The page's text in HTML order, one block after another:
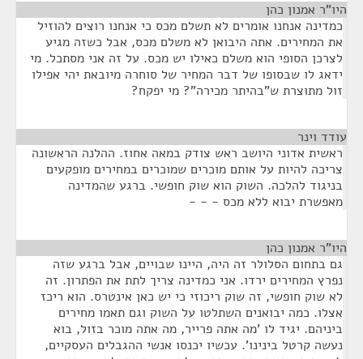
היו"ר אמנון כהן
כמדינה אנחנו אומרים לא תשלם מכס כי אנחנו רוצים להוזיל
את המחירים. אתה היבואן לא משלם מכס, אבל כשזה מגיע
לצרכן הסופי הוא משלם כאילו יש מכס. על זה אני מסתכל. מי
ידאג לו שבסופו של דבר המחיר של סוחרה מיובאת יהי אפילו
זול מתוצרת ש"בהיתר מכירה"? מי יפקח?
עודד וינר
ראשית אדוני היושב ראש צודק במאה אחוז. ההלנה הראשונה
צריכה להיות על אותם מוכרים שמוכרים במחירים מופקעים
בניגוד להלכה. השוק הוא שוק חופשי. ברגע שהמדינה
מאפשרת יבוא ללא מכס - - -
היו"ר אמנון כהן
גם בתחום הסלולר זה היה, היינו שבויים, אבל ברגע שזה
נפרץ המחירים ירדו. אני כמדינה צריך לתת את הפתרון. זה
לא שוק חופשי, זה שוק ריכוזי כי יש כאן אינטרס. הוא ריכז
אצלו. כמה יבואנים השתלטו על השוק וגם תאמו מחירים
ביניהם. יגיד לו 'מה אתה פרייר, מה אתה מוכר בזול, בוא
נעשה קרטל בינינו'. עכשיו יכנסו אנשי ההגבלים העסקיים,